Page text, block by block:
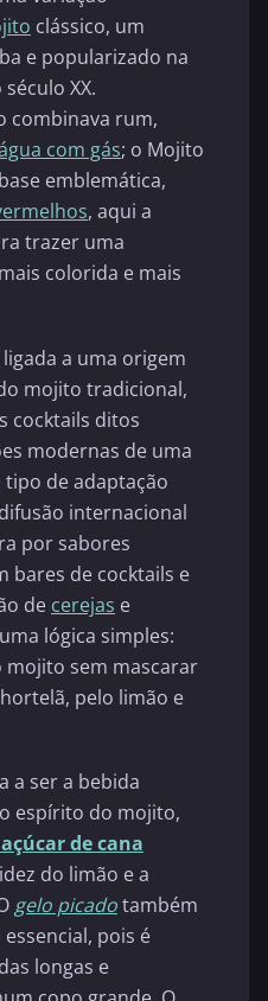
clássico, um
e popularizado na
XX.
combinava rum,
com gás; o Mojito
emblemática,
, aqui a
trazer uma
colorida e mais
a uma origem
mojito tradicional,
cocktails ditos
modernas de uma
tipo de adaptação
internacional
por sabores
bares de cocktails e
de cerejas e
lógica simples:
sem mascarar
pelo limão e
a ser a bebida
espírito do mojito,
de cana
do limão e a
gelo picadotambém
pois é
longas e